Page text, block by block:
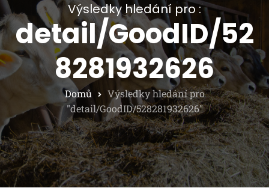
Výsledky hledání pro :
detail/GoodID/52
8281932626
Domů
Výsledky hledání pro
"detail/GoodID/528281932626"